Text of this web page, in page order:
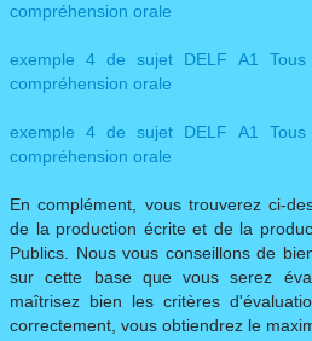
compréhension orale
exemple 4 de sujet DELF A1
compréhension orale
exemple 4 de sujet DELF A1
compréhension orale
En complément, vous trouverez ci-
de la production écrite et de la
Publics. Nous vous conseillons de
sur cette base que vous serez
maîtrisez bien les critères
correctement, vous obtiendrez le